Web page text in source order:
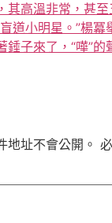
其高溫非常，甚
道小明星。”楊
錘子來了，“嘩”
地址不會公開。